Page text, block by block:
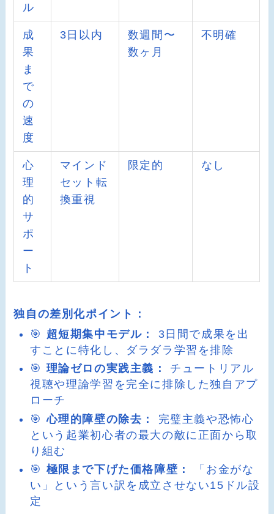
ル
成
果
ま
で
の
速
度
3日以内
数週間〜
数ヶ月
不明確
心
理
的
サ
ポ
ー
ト
マインド
セット転
換重視
限定的 なし
独自の差別化ポイント：
🎯 超短期集中モデル：
3日間で成果を出
すことに特化し、ダラダラ学習を排除
🎯 理論ゼロの実践主義：
チュートリアル
視聴や理論学習を完全に排除した独自アプ
ローチ
🎯心理的障壁の除去：
完璧主義や恐怖心
という起業初心者の最大の敵に正面から取
り組む
🎯 極限まで下げた価格障壁：
「お金がな
い」という言い訳を成立させない15ドル設
定